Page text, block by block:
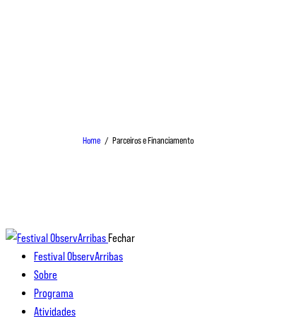
Home Parceiros e Financiamento
Fechar
Festival ObservArribas
Sobre
Programa
Atividades